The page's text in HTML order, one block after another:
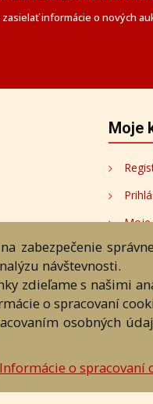
informácie o nových
Moje
Moje
Moji
Akékoľvek používanie
zabezpečenie
návštevnosti.
zdieľame s našimi
o spracovaní
osobných
Informácie o spracovaní